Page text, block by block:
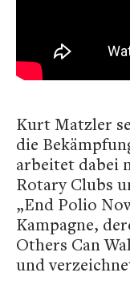
Kurt Matzler
die
arbeitet dabei
Rotary Clubs
„End Polio
Kampagne,
Others Can
und